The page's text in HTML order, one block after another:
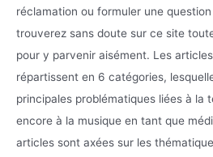
réclamation ou formuler une
trouverez sans doute sur ce site
pour y parvenir aisément. Les
répartissent en 6 catégories,
principales problématiques liées à la
encore à la musique en tant que
articles sont axées sur les